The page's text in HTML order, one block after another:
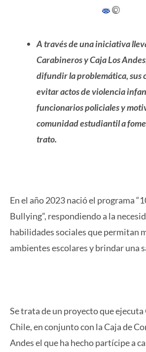
A través de una iniciativa
Carabineros y Caja Los
difundir la problemática, sus
evitar actos de violencia
funcionarios policiales y
comunidad estudiantil a
trato.
En el año 2023 nació el programa
Bullying”, respondiendo a la
habilidades sociales que permitan
ambientes escolares y brindar una
Se trata de un proyecto que
Chile, en conjunto con la Caja de
Andes el que ha hecho partícipe a